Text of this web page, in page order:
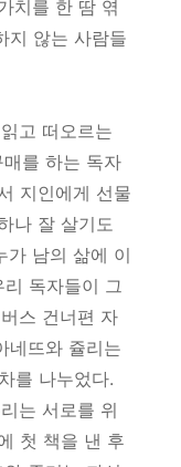
치를 한 땀 엮
지 않는 사람들
고 떠오르는
를 하는 독자
지인에게 선물
나 잘 살기도
가 남의 삶에 이
독자들이 그
스 건너편 자
네뜨와 쥴리는
를 나누었다.
는 서로를 위
첫 책을 낸 후